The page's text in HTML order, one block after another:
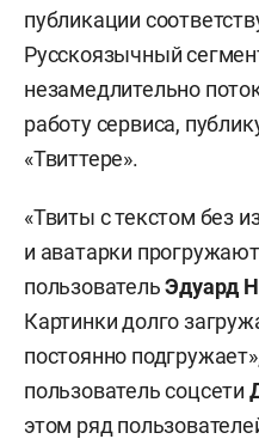
публикации
Русскоязычный
незамедлительно
работу сервиса,
«Твиттере».
«Твиты с текстом без
и аватарки
пользовательЭдуард
Картинки долго
постоянно
пользователь соцсети
этом ряд